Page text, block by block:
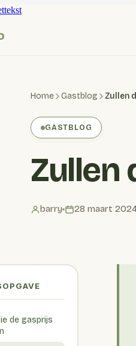
Home Gastblog Zullen
GASTBLOG
Zullen
barry 28 maart
de gasprijs